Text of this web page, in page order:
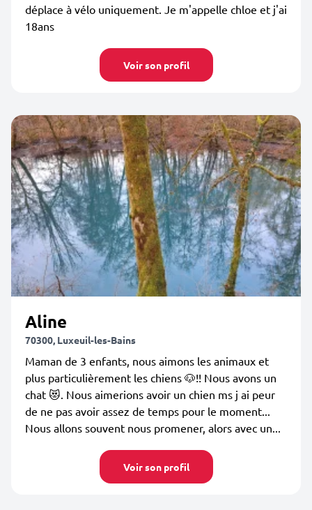
déplace à vélo uniquement. Je m'appelle chloe et j'ai
18ans
Voir son profil
Aline
70300, Luxeuil-les-Bains
Maman de 3 enfants, nous aimons les animaux et
plus particulièrement les chiens 🐶!! Nous avons un
chat 😻. Nous aimerions avoir un chien ms j ai peur
de ne pas avoir assez de temps pour le moment...
Nous allons souvent nous promener, alors avec un...
Voir son profil